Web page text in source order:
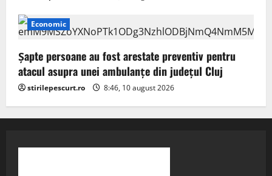
Economic
Șapte persoane au fost arestate preventiv pentru
atacul asupra unei ambulanțe din județul Cluj
stirilepescurt.ro 8:46, 10 august 2026